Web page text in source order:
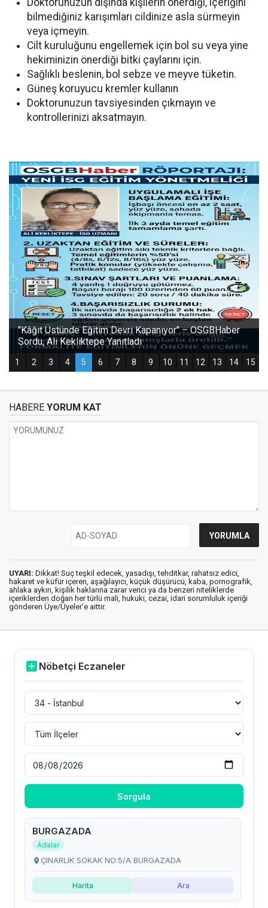
Doktorunuzun dışında kişilerin önerdiği, içeriğini
bilmediğiniz karışımları cildinize asla sürmeyin
veya içmeyin.
Cilt kuruluğunu engellemek için bol su veya yine
hekiminizin önerdiği bitki çaylarını için.
Sağlıklı beslenin, bol sebze ve meyve tüketin.
Güneş koruyucu kremler kullanın
Doktorunuzun tavsiyesinden çıkmayın ve
kontrollerinizi aksatmayın.
HABERE YORUM KAT
UYARI: Dikkat! Suç teşkil edecek, yasadışı, tehditkar, rahatsız edici,
hakaret ve küfür içeren, aşağılayıcı, küçük düşürücü, kaba, pornografik,
ahlaka aykırı, kişilik haklarına zarar verici ya da benzeri niteliklerde
içeriklerden doğan her türlü mali, hukuki, cezai, idari sorumluluk içeriği
gönderen Üye/Üyeler’e aittir.